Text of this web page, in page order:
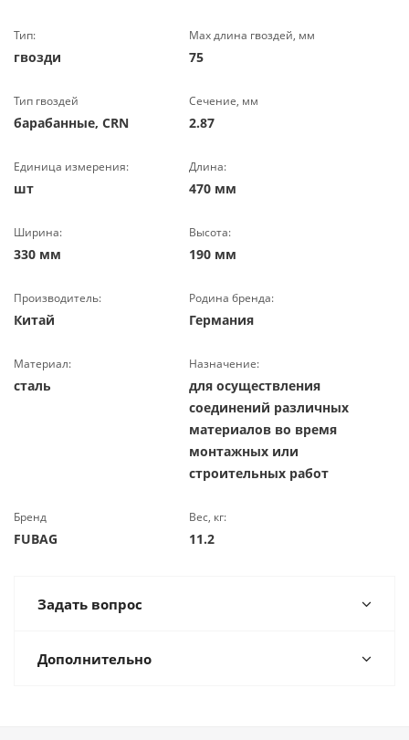
Тип:
гвозди
Max длина гвоздей, мм
75
Тип гвоздей
барабанные, CRN
Сечение, мм
2.87
Единица измерения:
шт
Длина:
470 мм
Ширина:
330 мм
Высота:
190 мм
Производитель:
Китай
Родина бренда:
Германия
Материал:
сталь
Назначение:
для осуществления
соединений различных
материалов во время
монтажных или
строительных работ
Бренд
FUBAG
Вес, кг:
11.2
Задать вопрос
Дополнительно